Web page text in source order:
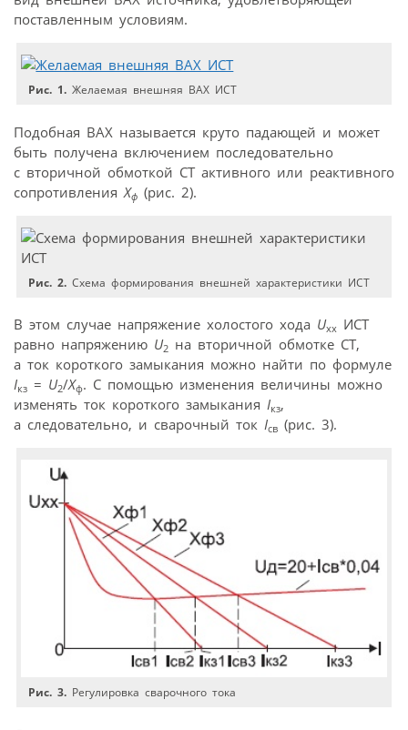
поставленным условиям.
Рис. 1. Желаемая внешняя ВАХ ИСТ
Подобная ВАХ называется круто падающей и может
быть получена включением последовательно
с вторичной обмоткой СТ активного или реактивного
сопротивления Хф (рис. 2).
Рис. 2. Схема формирования внешней характеристики ИСТ
В этом случае напряжение холостого хода Uxx ИСТ
равно напряжению U2 на вторичной обмотке СТ,
а ток короткого замыкания можно найти по формуле
Iкз = U2/Хф. С помощью изменения величины можно
изменять ток короткого замыкания Iкз,
а следовательно, и сварочный ток Iсв (рис. 3).
Рис. 3. Регулировка сварочного тока